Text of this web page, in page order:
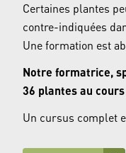
Certaines plantes
contre-indiquées
Une formation est
Notre formatrice,
36 plantes au
Un cursus complet